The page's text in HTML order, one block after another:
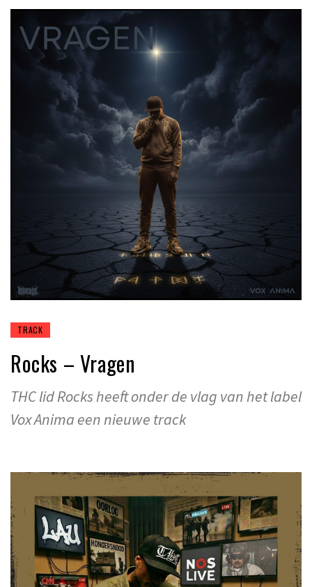
TRACK
Rocks – Vragen
THC lid Rocks heeft onder de vlag van het label
Vox Anima een nieuwe track